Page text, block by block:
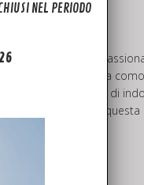
sei un
fantastica Maglietta
che ti permetterà di
cercare altro, con questa
sono all’Opera!!
NEL PERIODO